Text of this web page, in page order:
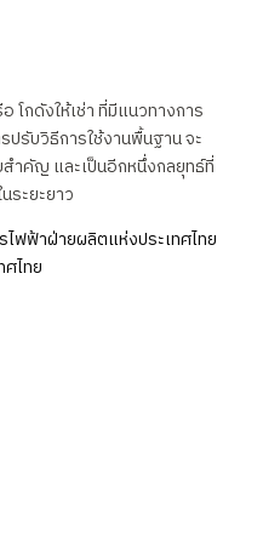
โกดังให้เช่า ที่มีแนวทางการ
รับวิธีการใช้งานพื้นฐาน จะ
ำคัญ และเป็นอีกหนึ่งกลยุทธ์ที่
ระยะยาว
ไฟฟ้าฝ่ายผลิตแห่งประเทศไทย
ไทย